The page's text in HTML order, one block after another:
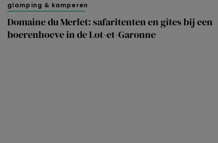
glamping & kamperen
Domaine du Merlet: safaritenten en gîtes bij een
boerenhoeve in de Lot-et-Garonne